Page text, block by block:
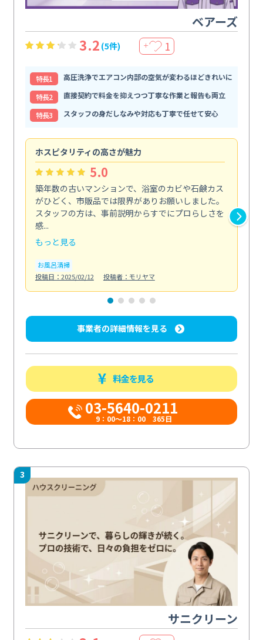
ベアーズ
3.2 (5件) ＋ 1
特⻑1
高圧洗浄でエアコン内部の空気が変わるほどきれいに
特⻑2
直接契約で料金を抑えつつ丁寧な作業と報告も両立
特⻑3
スタッフの身だしなみや対応も丁寧で任せて安心
ホスピタリティの高さが魅力
5.0
築年数の古いマンションで、浴室のカビや石鹸カス
がひどく、市販品では限界がありお願いしました。
スタッフの方は、事前説明からすでにプロらしさを
感...
もっと見る
お風呂清掃
投稿日：2025/02/12
投稿者：モリヤマ
事業者の詳細情報を見る
料金を見る
03-5640-0211
9：00～18：00 365日
3
サニクリーン